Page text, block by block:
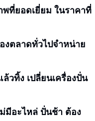
ที่ยอดเยี่ยม ในราคาที่
งตลาดทั่วไปจำหน่าย
วทิ้ง เปลี่ยนเครื่องปั่น
มีอะไหล่ ปั่นช้า ต้อง